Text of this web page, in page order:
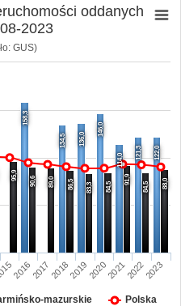
GUS)
158,3
134,5
136,0
146,0
114,0
121,3 122,0
95,9 90,6 89,0 86,5 83,3 84,5
91,9
84,5 88,0
20162017201820192020202120222023
oddanych
2023
mazurskie Polska